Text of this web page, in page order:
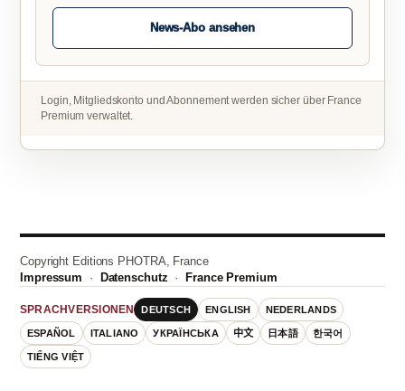
News-Abo ansehen
Login, Mitgliedskonto und Abonnement werden sicher über France
Premium verwaltet.
Copyright Editions PHOTRA, France
Impressum · Datenschutz · France Premium
SPRACHVERSIONEN DEUTSCH ENGLISH NEDERLANDS
ESPAÑOL ITALIANO УКРАЇНСЬКА 中文 日本語 한국어
TIẾNG VIỆT